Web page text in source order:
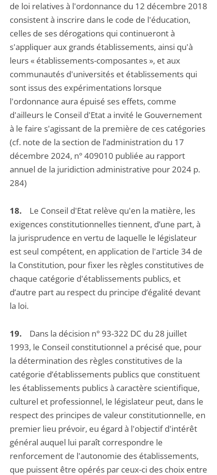
de loi relatives à l'ordonnance du 12 décembre 2018
consistent à inscrire dans le code de l'éducation,
celles de ses dérogations qui continueront à
s'appliquer aux grands établissements, ainsi qu'à
leurs « établissements-composantes », et aux
communautés d'universités et établissements qui
sont issus des expérimentations lorsque
l'ordonnance aura épuisé ses effets, comme
d'ailleurs le Conseil d'Etat a invité le Gouvernement
à le faire s'agissant de la première de ces catégories
(cf. note de la section de l’administration du 17
décembre 2024, n° 409010 publiée au rapport
annuel de la juridiction administrative pour 2024 p.
284)
18. Le Conseil d'Etat relève qu'en la matière, les
exigences constitutionnelles tiennent, d’une part, à
la jurisprudence en vertu de laquelle le législateur
est seul compétent, en application de l'article 34 de
la Constitution, pour fixer les règles constitutives de
chaque catégorie d'établissements publics, et
d’autre part au respect du principe d’égalité devant
la loi.
19. Dans la décision n° 93-322 DC du 28 juillet
1993, le Conseil constitutionnel a précisé que, pour
la détermination des règles constitutives de la
catégorie d’établissements publics que constituent
les établissements publics à caractère scientifique,
culturel et professionnel, le législateur peut, dans le
respect des principes de valeur constitutionnelle, en
premier lieu prévoir, eu égard à l'objectif d'intérêt
général auquel lui paraît correspondre le
renforcement de l'autonomie des établissements,
que puissent être opérés par ceux-ci des choix entre